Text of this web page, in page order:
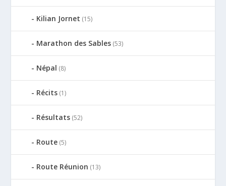
Kilian Jornet (15)
Marathon des Sables (53)
Népal (8)
Récits (1)
Résultats (52)
Route (5)
Route Réunion (13)